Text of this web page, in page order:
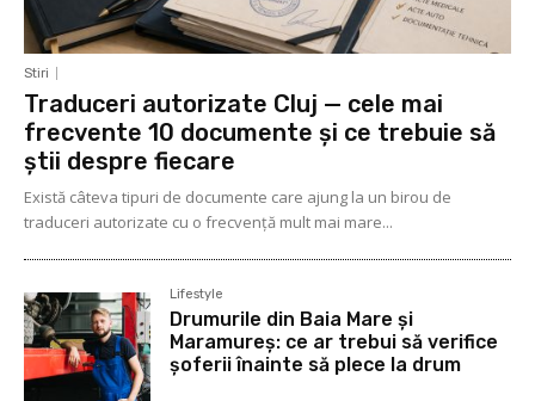
Stiri
Traduceri autorizate Cluj — cele mai
frecvente 10 documente și ce trebuie să
știi despre fiecare
Există câteva tipuri de documente care ajung la un birou de
traduceri autorizate cu o frecvență mult mai mare...
Lifestyle
Drumurile din Baia Mare și
Maramureș: ce ar trebui să verifice
șoferii înainte să plece la drum